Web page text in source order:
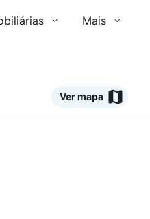
Mais
Ver mapa